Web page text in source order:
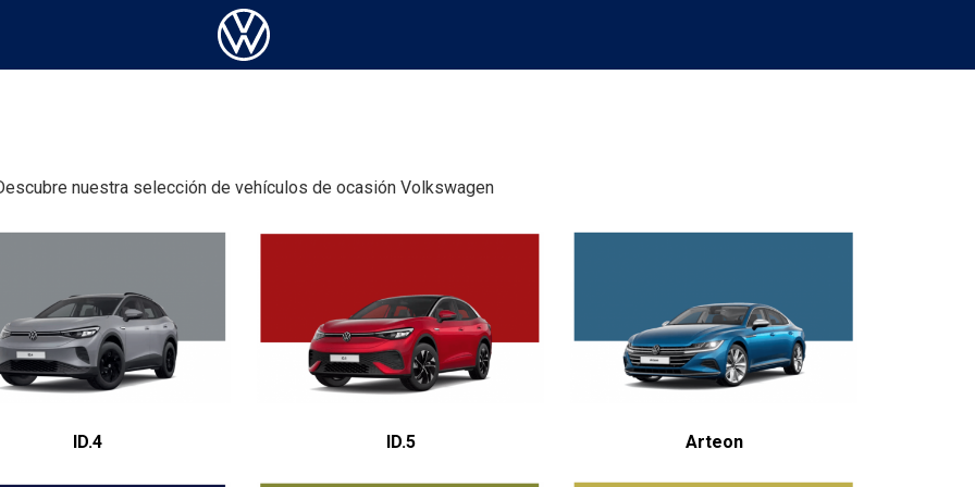
nuestra selección de vehículos de ocasión Volkswagen
ID.4 ID.5 Arteon